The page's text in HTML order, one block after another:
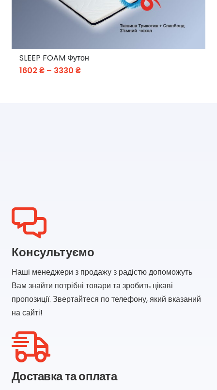
SLEEP FOAM Футон
1602 ₴ – 3330 ₴Price
Консультуємо
Наші менеджери з продажу з радістю допоможуть
Вам знайти потрібні товари та зробить цікаві
пропозиції. Звертайтеся по телефону, який вказаний
на сайті!
Доставка та оплата